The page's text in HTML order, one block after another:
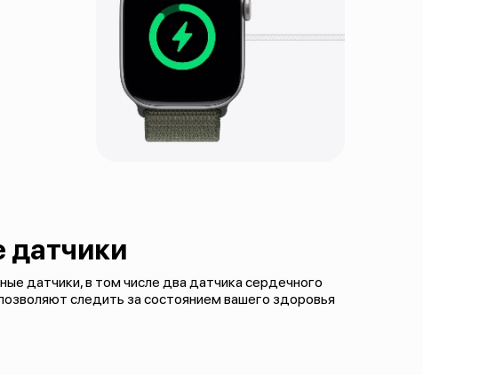
датчики
датчики, в том числе два датчика сердечного
следить за состоянием вашего здоровья